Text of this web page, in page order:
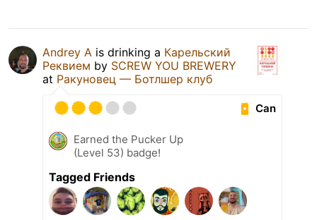
Andrey A is drinking a Карельский
Реквием by SCREW YOU BREWERY
at Ракуновец — Ботлшер клуб
Can
Earned the Pucker Up
(Level 53) badge!
Tagged Friends